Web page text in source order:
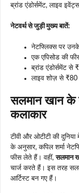
ब्रांड एंडोर्समेंट, लाइव
नेटवर्थ से जुड़ी मुख्य बातें:
नेटफ्लिक्स पर
एक एपिसोड की
ब्रांड एंडोर्समेंट से
लाइव शोज़ से
सलमान खान के
कलाकार
टीवी और ओटीटी की
के अनुसार, कपिल शर्मा
फीस लेते हैं। वहीं,सलमान
चार्ज करते हैं। इस तरह
आर्टिस्ट बन गए हैं।